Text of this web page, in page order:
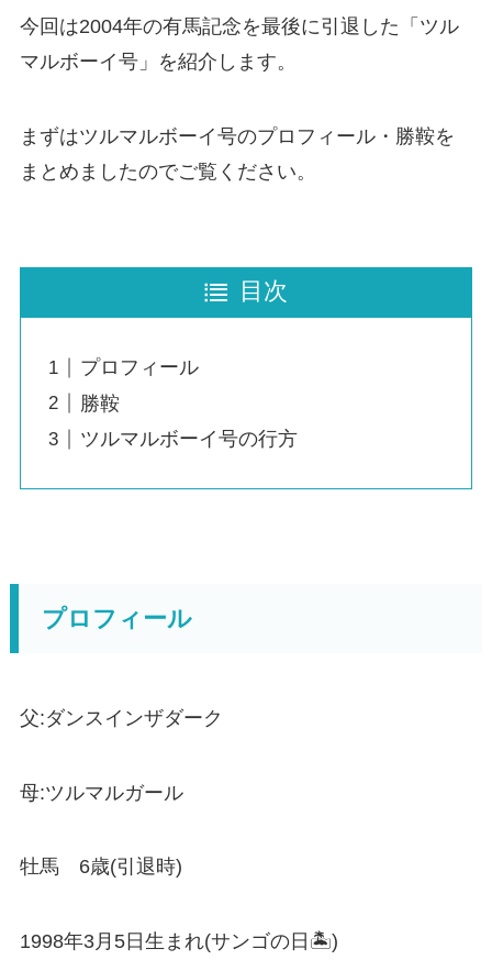
今回は2004年の有馬記念を最後に引退した「ツル
マルボーイ号」を紹介します。
まずはツルマルボーイ号のプロフィール・勝鞍を
まとめましたのでご覧ください。
目次
プロフィール
勝鞍
ツルマルボーイ号の行方
プロフィール
父:ダンスインザダーク
母:ツルマルガール
牡馬 6歳(引退時)
1998年3月5日生まれ(サンゴの日🏝)